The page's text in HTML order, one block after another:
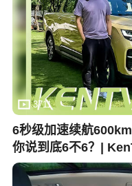
3711
6秒级加速续航
你说到底6不6？|